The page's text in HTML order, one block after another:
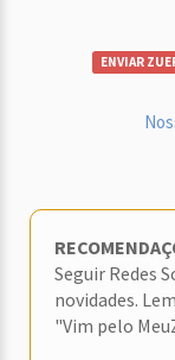
ENVIAR
Seguir Redes
novidades.
"Vim pelo